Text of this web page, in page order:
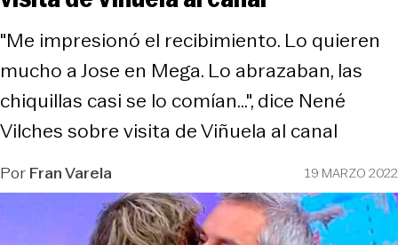
"Me impresionó el recibimiento. Lo quieren
mucho a Jose en Mega. Lo abrazaban, las
chiquillas casi se lo comían...", dice Nené
Vilches sobre visita de Viñuela al canal
PorFran Varela 19 MARZO 2022